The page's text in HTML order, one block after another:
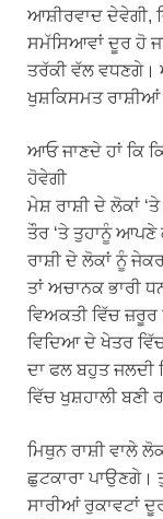
ਆਸ਼ੀਰਵਾਦ ਦੇਵੇਗੀ,
ਸਮੱਸਿਆਵਾਂ ਦੂਰ ਹੋ
ਤਰੱਕੀ ਵੱਲ ਵਧਣਗੇ।
ਖੁਸ਼ਕਿਸਮਤ ਰਾਸ਼ੀਆਂ
ਆਓ ਜਾਣਦੇ ਹਾਂ ਕਿ
ਹੋਵੇਗੀ
ਮੇਸ਼ ਰਾਸ਼ੀ ਦੇ ਲੋਕਾਂ
ਤੌਰ ‘ਤੇ ਤੁਹਾਨੂੰ ਆਪਣੇ
ਰਾਸ਼ੀ ਦੇ ਲੋਕਾਂ ਨੂੰ
ਤਾਂ ਅਚਾਨਕ ਭਾਰੀ
ਵਿਅਕਤੀ ਵਿੱਚ ਜ਼ਰੂਰ
ਵਿਦਿਆ ਦੇ ਖੇਤਰ
ਦਾ ਫਲ ਬਹੁਤ ਜਲਦੀ
ਵਿੱਚ ਖੁਸ਼ਹਾਲੀ ਬਣੀ
ਮਿਥੁਨ ਰਾਸ਼ੀ ਵਾਲੇ
ਛੁਟਕਾਰਾ
ਸਾਰੀਆਂ ਰੁਕਾਵਟਾਂ